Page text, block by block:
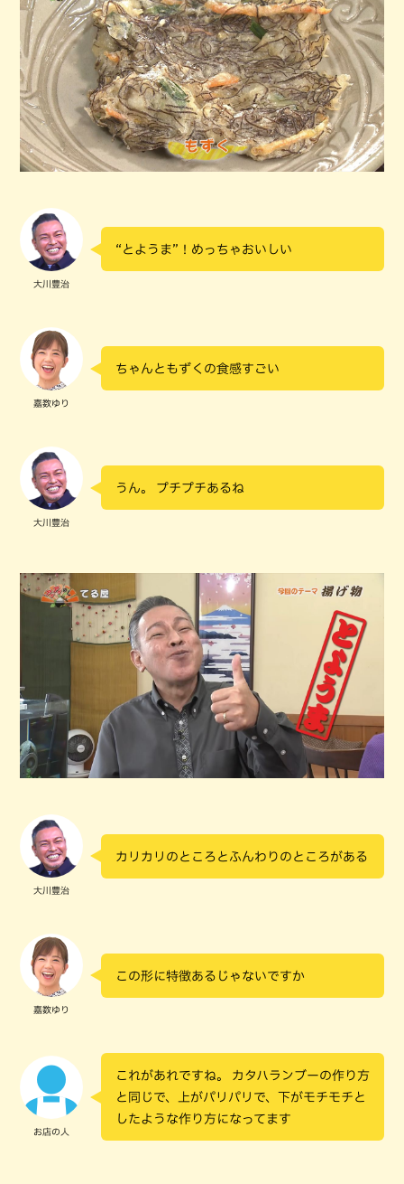
大川豊治
“とようま”！めっちゃおいしい
嘉数ゆり
ちゃんともずくの食感すごい
大川豊治
うん。 プチプチあるね
大川豊治
カリカリのところとふんわりのところがある
嘉数ゆり
この形に特徴あるじゃないですか
お店の人
これがあれですね。 カタハランブーの作り方
と同じで、上がパリパリで、下がモチモチと
したような作り方になってます